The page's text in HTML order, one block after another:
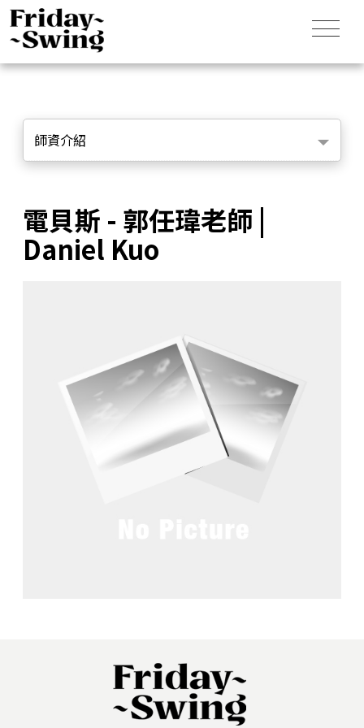
師資介紹
電貝斯 - 郭任瑋老師 |
Daniel Kuo